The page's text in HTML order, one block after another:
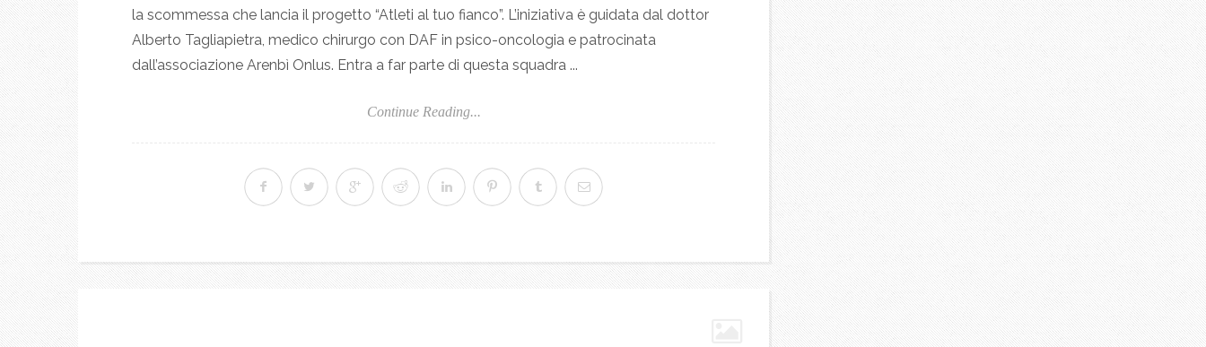
la scommessa che lancia il progetto “Atleti al tuo fianco”. L’iniziativa è guidata dal dottor
Alberto Tagliapietra, medico chirurgo con DAF in psico-oncologia e patrocinata
dall’associazione Arenbì Onlus. Entra a far parte di questa squadra ...
Continue Reading...